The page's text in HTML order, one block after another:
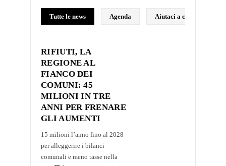
Tutte le news Agenda Aiutaci a costruire il
RIFIUTI, LA
REGIONE AL
FIANCO DEI
COMUNI: 45
MILIONI IN TRE
ANNI PER FRENARE
GLI AUMENTI
15 milioni l’anno fino al 2028
per alleggerire i bilanci
comunali e meno tasse nella